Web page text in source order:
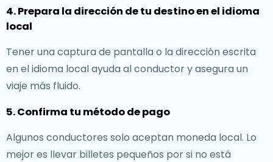
4. Prepara la dirección de tu destino en el idioma
local
Tener una captura de pantalla o la dirección escrita
en el idioma local ayuda al conductor y asegura un
viaje más fluido.
5. Confirma tu método de pago
Algunos conductores solo aceptan moneda local. Lo
mejor es llevar billetes pequeños por si no está